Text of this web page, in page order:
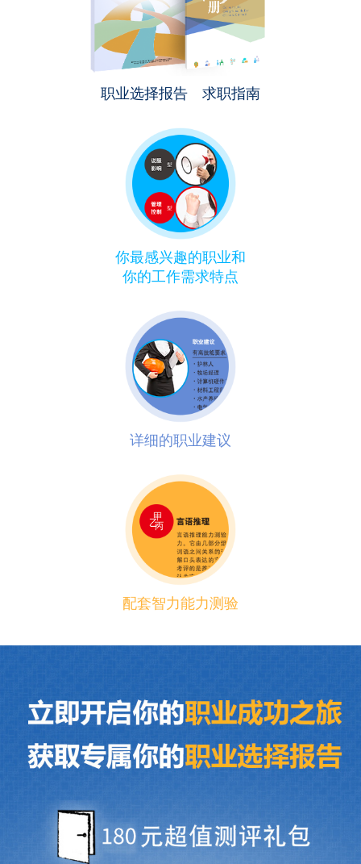
职业选择报告 求职指南
你最感兴趣的职业和
你的工作需求特点
详细的职业建议
配套智力能力测验